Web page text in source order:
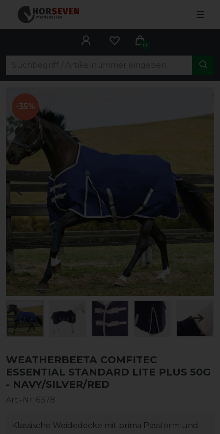
☰
0
-35%
WEATHERBEETA COMFITEC
ESSENTIAL STANDARD LITE PLUS 50G
- NAVY/SILVER/RED
Art.-Nr: 6378
Klassische Weidedecke mit prima Passform und